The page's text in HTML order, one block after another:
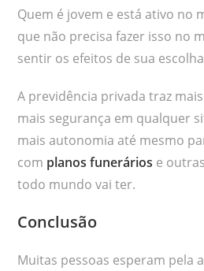
Quem é jovem e está ativo no
que não precisa fazer isso no
sentir os efeitos de sua
A previdência privada traz
mais segurança em qualquer
mais autonomia até mesmo
com planos funerários e
todo mundo vai ter.
Conclusão
Muitas pessoas esperam pela